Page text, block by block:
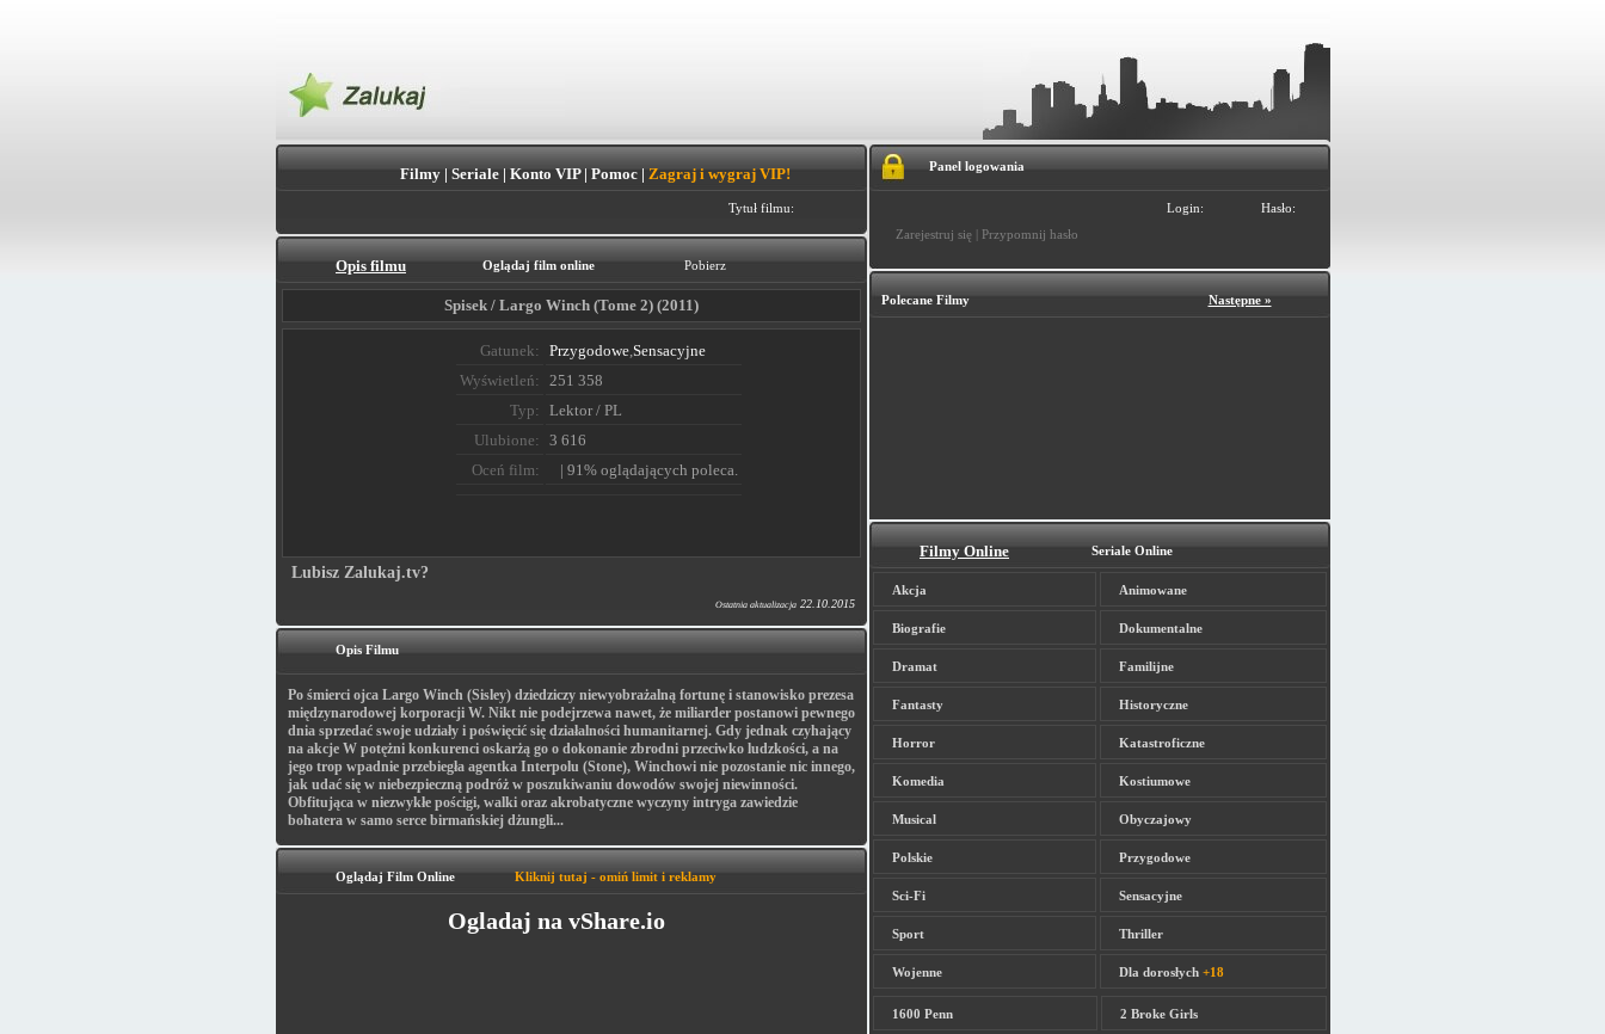
Filmy| Seriale| Konto VIP| Pomoc| Zagraj i wygraj VIP!
Tytuł filmu:
Opis filmu Oglądaj film online Pobierz
Spisek / Largo Winch (Tome 2) (2011)
Gatunek: Przygodowe,Sensacyjne
Wyświetleń:
251 358
Typ:
Lektor / PL
Ulubione:
3 616
Oceń film:
| 91% oglądających poleca.
Lubisz Zalukaj.tv?
Ostatnia aktualizacja22.10.2015
Opis Filmu
Po śmierci ojca Largo Winch (Sisley) dziedziczy niewyobrażalną fortunę i stanowisko prezesa
międzynarodowej korporacji W. Nikt nie podejrzewa nawet, że miliarder postanowi pewnego
dnia sprzedać swoje udziały i poświęcić się działalności humanitarnej. Gdy jednak czyhający
na akcje W potężni konkurenci oskarżą go o dokonanie zbrodni przeciwko ludzkości, a na
jego trop wpadnie przebiegła agentka Interpolu (Stone), Winchowi nie pozostanie nic innego,
jak udać się w niebezpieczną podróż w poszukiwaniu dowodów swojej niewinności.
Obfitująca w niezwykłe pościgi, walki oraz akrobatyczne wyczyny intryga zawiedzie
bohatera w samo serce birmańskiej dżungli...
Oglądaj Film Online Kliknij tutaj - omiń limit i reklamy
Ogladaj na vShare.io
Panel logowania
Login:
Hasło:
Zarejestruj się | Przypomnij hasło
Polecane Filmy Następne »
Filmy Online Seriale Online
Akcja Animowane
Biografie Dokumentalne
Dramat Familijne
Fantasty Historyczne
Horror Katastroficzne
Komedia Kostiumowe
Musical Obyczajowy
Polskie Przygodowe
Sci-Fi Sensacyjne
Sport Thriller
Wojenne Dla dorosłych +18
1600 Penn 2 Broke Girls